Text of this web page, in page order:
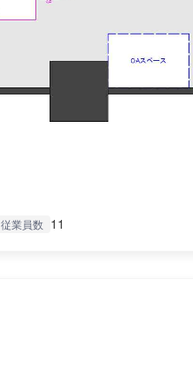
従業員数 11